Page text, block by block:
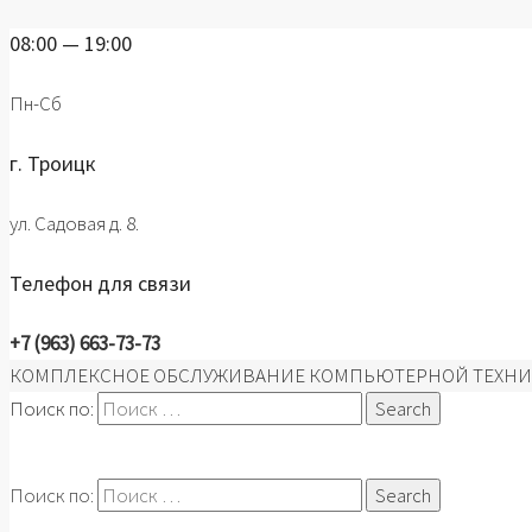
08:00 — 19:00
Пн-Сб
г. Троицк
ул. Садовая д. 8.
Телефон для связи
+7 (963) 663-73-73
КОМПЛЕКСНОЕ ОБСЛУЖИВАНИЕ КОМПЬЮТЕРНОЙ
Поиск по:
Поиск по: